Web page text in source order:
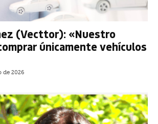
(Vecttor): «Nuestro
únicamente vehículos
de 2026